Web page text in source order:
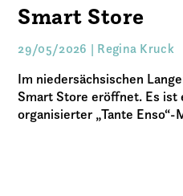
Smart Store
29/05/2026 | Regina Kruck
Im niedersächsischen
Smart Store eröffnet. Es ist
organisierter „Tante Enso“-